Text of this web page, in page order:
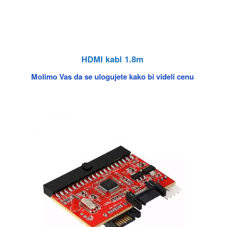
HDMI kabl 1.8m
Molimo Vas da se ulogujete kako bi videli cenu